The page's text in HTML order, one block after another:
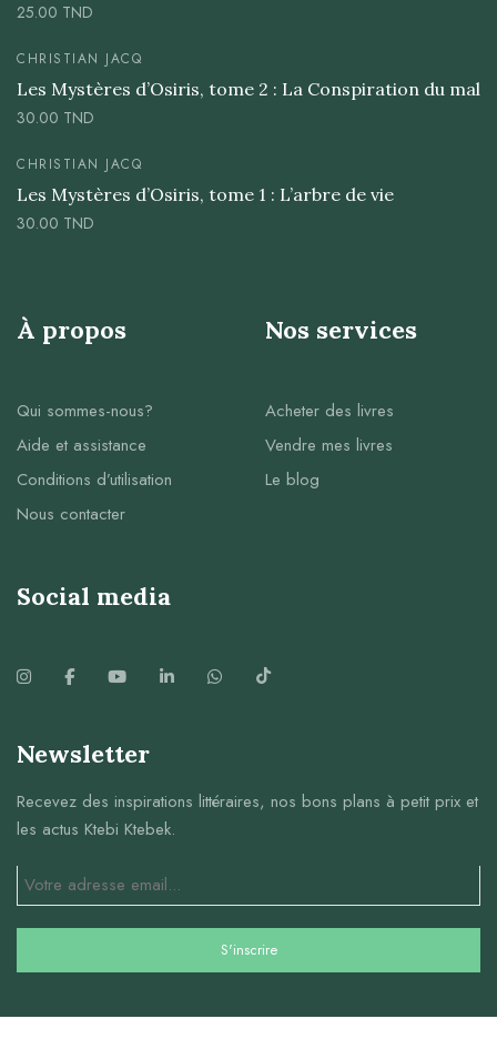
25.00 TND
CHRISTIAN JACQ
Les Mystères d’Osiris, tome 2 : La Conspiration du mal
30.00 TND
CHRISTIAN JACQ
Les Mystères d’Osiris, tome 1 : L’arbre de vie
30.00 TND
À propos
Qui sommes-nous?
Aide et assistance
Conditions d’utilisation
Nous contacter
Nos services
Acheter des livres
Vendre mes livres
Le blog
Social media
Newsletter
Recevez des inspirations littéraires, nos bons plans à petit prix et
les actus Ktebi Ktebek.